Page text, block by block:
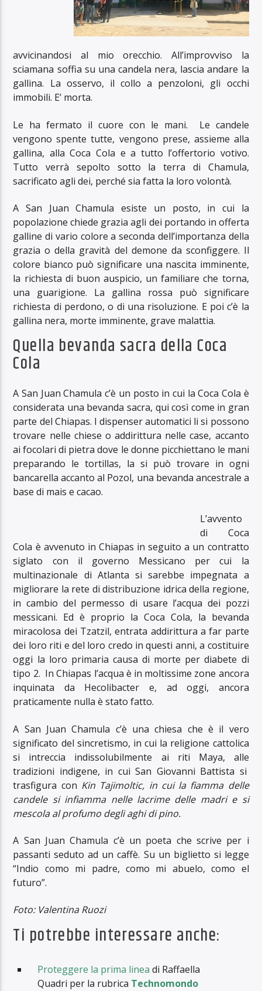
avvicinandosi al mio orecchio. All’improvviso la
sciamana soffia su una candela nera, lascia andare la
gallina. La osservo, il collo a penzoloni, gli occhi
immobili. E’ morta.
Le ha fermato il cuore con le mani. Le candele
vengono spente tutte, vengono prese, assieme alla
gallina, alla Coca Cola e a tutto l’offertorio votivo.
Tutto verrà sepolto sotto la terra di Chamula,
sacrificato agli dei, perché sia fatta la loro volontà.
A San Juan Chamula esiste un posto, in cui la
popolazione chiede grazia agli dei portando in offerta
galline di vario colore a seconda dell’importanza della
grazia o della gravità del demone da sconfiggere. Il
colore bianco può significare una nascita imminente,
la richiesta di buon auspicio, un familiare che torna,
una guarigione. La gallina rossa può significare
richiesta di perdono, o di una risoluzione. E poi c’è la
gallina nera, morte imminente, grave malattia.
Quella bevanda sacra della Coca
Cola
A San Juan Chamula c’è un posto in cui la Coca Cola è
considerata una bevanda sacra, qui così come in gran
parte del Chiapas. I dispenser automatici li si possono
trovare nelle chiese o addirittura nelle case, accanto
ai focolari di pietra dove le donne picchiettano le mani
preparando le tortillas, la si può trovare in ogni
bancarella accanto al Pozol, una bevanda ancestrale a
base di mais e cacao.
L’avvento
di Coca
Cola è avvenuto in Chiapas in seguito a un contratto
siglato con il governo Messicano per cui la
multinazionale di Atlanta si sarebbe impegnata a
migliorare la rete di distribuzione idrica della regione,
in cambio del permesso di usare l’acqua dei pozzi
messicani. Ed è proprio la Coca Cola, la bevanda
miracolosa dei Tzatzil, entrata addirittura a far parte
dei loro riti e del loro credo in questi anni, a costituire
oggi la loro primaria causa di morte per diabete di
tipo 2. In Chiapas l’acqua è in moltissime zone ancora
inquinata da Hecolibacter e, ad oggi, ancora
praticamente nulla è stato fatto.
A San Juan Chamula c’è una chiesa che è il vero
significato del sincretismo, in cui la religione cattolica
si intreccia indissolubilmente ai riti Maya, alle
tradizioni indigene, in cui San Giovanni Battista si
trasfigura con Kin Tajimoltic, in cui la fiamma delle
candele si infiamma nelle lacrime delle madri e si
mescola al profumo degli aghi di pino.
A San Juan Chamula c’è un poeta che scrive per i
passanti seduto ad un caffè. Su un biglietto si legge
“Indio como mi padre, como mi abuelo, como el
futuro”.
Foto: Valentina Ruozi
Ti potrebbe interessare anche:
Proteggere la prima linea di Raffaella
Quadri per la rubrica Technomondo